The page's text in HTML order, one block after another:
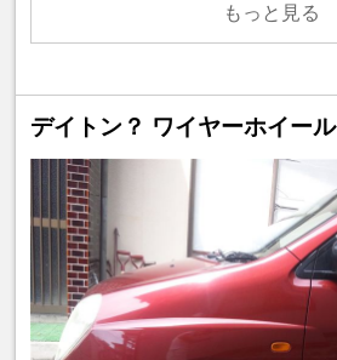
もっと見る
デイトン？ ワイヤーホイール